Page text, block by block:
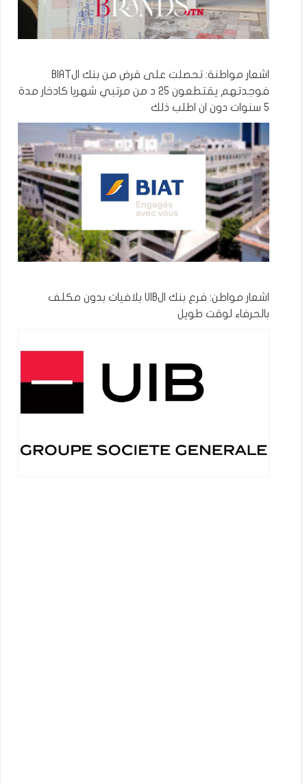
اشعار مواطنة: تحصلت على قرض من بنك الBIAT
فوجدتهم يقتطعون 25 د من مرتبي شهريا كادخار مدة
5 سنوات دون ان اطلب ذلك
اشعار مواطن: فرع بنك الUIB بلافيات بدون مكلف
بالحرفاء لوقت طويل